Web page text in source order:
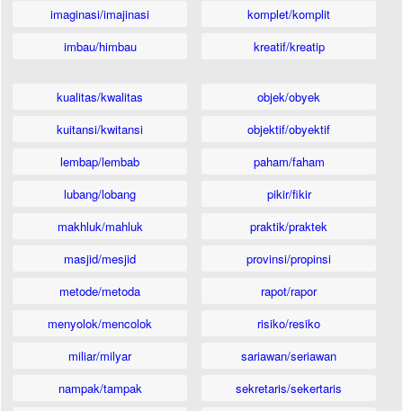
imaginasi/imajinasi
imbau/himbau
komplet/komplit
kreatif/kreatip
kualitas/kwalitas
kuitansi/kwitansi
lembap/lembab
lubang/lobang
makhluk/mahluk
masjid/mesjid
metode/metoda
menyolok/mencolok
miliar/milyar
nampak/tampak
objek/obyek
objektif/obyektif
paham/faham
pikir/fikir
praktik/praktek
provinsi/propinsi
rapot/rapor
risiko/resiko
sariawan/seriawan
sekretaris/sekertaris